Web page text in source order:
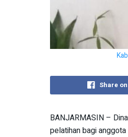
Share
BANJARMASIN –
pelatihan bagi